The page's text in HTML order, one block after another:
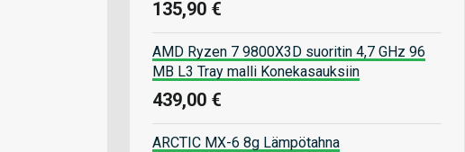
135,90 €
AMD Ryzen 7 9800X3D suoritin 4,7 GHz 96
MB L3 Tray malli Konekasauksiin
439,00 €
ARCTIC MX-6 8g Lämpötahna